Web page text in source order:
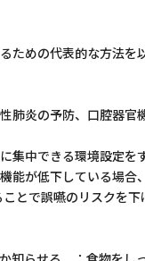
ための代表的な方法を
炎の予防、口腔器官
中できる環境設定をす
が低下している場合、
とで誤嚥のリスクを下